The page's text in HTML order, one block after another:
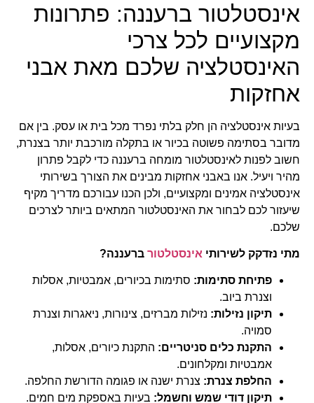
אינסטלטור ברעננה: פתרונות
מקצועיים לכל צרכי
האינסטלציה שלכם מאת אבני
אחזקות
בעיות אינסטלציה הן חלק בלתי נפרד מכל בית או עסק. בין אם
מדובר בסתימה פשוטה בכיור או בתקלה מורכבת יותר בצנרת,
חשוב לפנות לאינסטלטור מומחה ברעננה כדי לקבל פתרון
מהיר ויעיל. אנו באבני אחזקות מבינים את הצורך בשירותי
אינסטלציה אמינים ומקצועיים, ולכן הכנו עבורכם מדריך מקיף
שיעזור לכם לבחור את האינסטלטור המתאים ביותר לצרכים
שלכם.
מתי נזדקק לשירותי אינסטלטור ברעננה?
פתיחת סתימות: סתימות בכיורים, אמבטיות, אסלות
וצנרת ביוב.
תיקון נזילות: נזילות מברזים, צינורות, ניאגרות וצנרת
סמויה.
התקנת כלים סניטריים: התקנת כיורים, אסלות,
אמבטיות ומקלחונים.
החלפת צנרת: צנרת ישנה או פגומה הדורשת החלפה.
תיקון דודי שמש וחשמל: בעיות באספקת מים חמים.